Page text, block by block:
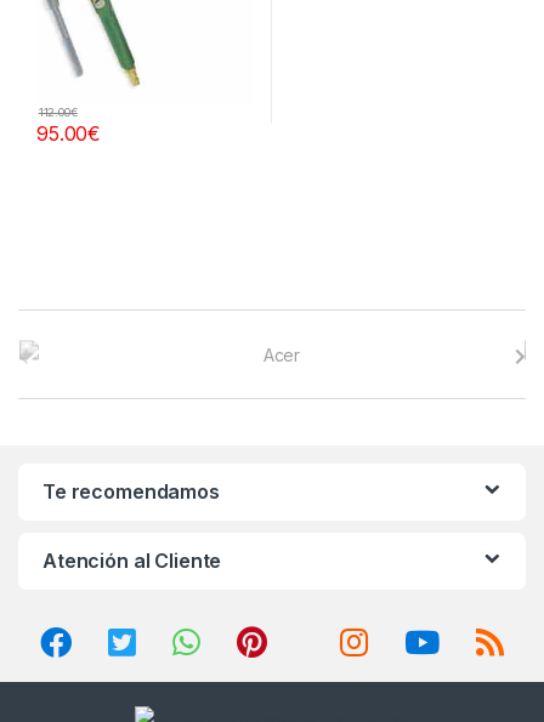
95.00€
112.00€
a
Te recomendamos
Atención al Cliente